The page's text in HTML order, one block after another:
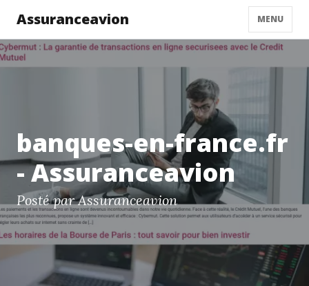
Assuranceavion MENU
banques-en-france.fr
- Assuranceavion
Posté par Assuranceavion